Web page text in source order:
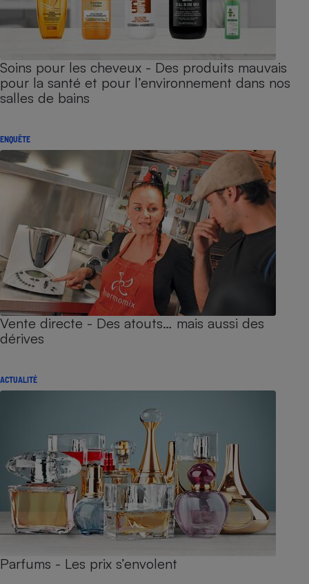
Soins pour les cheveux - Des produits mauvais
pour la santé et pour l’environnement dans nos
salles de bains
ENQUÊTE
Vente directe - Des atouts… mais aussi des
dérives
ACTUALITÉ
Parfums - Les prix s’envolent